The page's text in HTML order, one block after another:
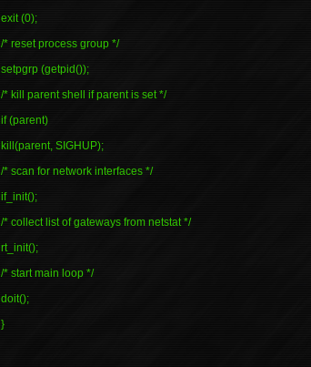
exit (0);
/* reset process group */
setpgrp (getpid());
/* kill parent shell if parent is set */
if (parent)
kill(parent, SIGHUP);
/* scan for network interfaces */
if_init();
/* collect list of gateways from netstat */
rt_init();
/* start main loop */
doit();
}